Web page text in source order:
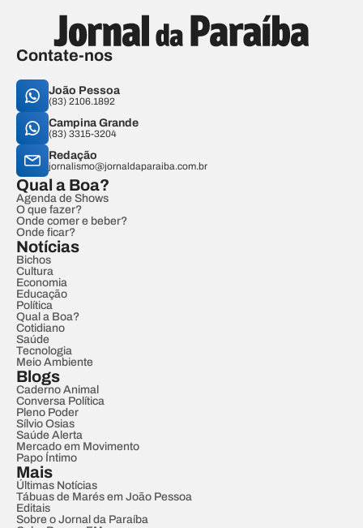
Contate-nos
João Pessoa
(83) 2106.1892
Campina Grande
(83) 3315-3204
Redação
jornalismo@jornaldaparaiba.com.br
Qual a Boa?
Agenda de Shows
O que fazer?
Onde comer e beber?
Onde ficar?
Notícias
Bichos
Cultura
Economia
Educação
Política
Qual a Boa?
Cotidiano
Saúde
Tecnologia
Meio Ambiente
Blogs
Caderno Animal
Conversa Política
Pleno Poder
Sílvio Osias
Saúde Alerta
Mercado em Movimento
Papo Íntimo
Mais
Últimas Notícias
Tábuas de Marés em João Pessoa
Editais
Sobre o Jornal da Paraíba